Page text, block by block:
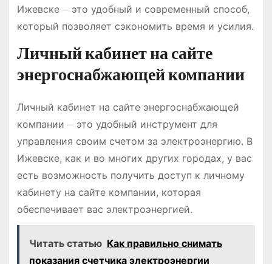
Ижевске ⏤ это удобный и современный способ,
который позволяет сэкономить время и усилия.
Личный кабинет на сайте
энергоснабжающей компании
Личный кабинет на сайте энергоснабжающей
компании ⏤ это удобный инструмент для
управления своим счетом за электроэнергию. В
Ижевске, как и во многих других городах, у вас
есть возможность получить доступ к личному
кабинету на сайте компании, которая
обеспечивает вас электроэнергией.
Читать статью Как правильно снимать
показания счетчика электроэнергии